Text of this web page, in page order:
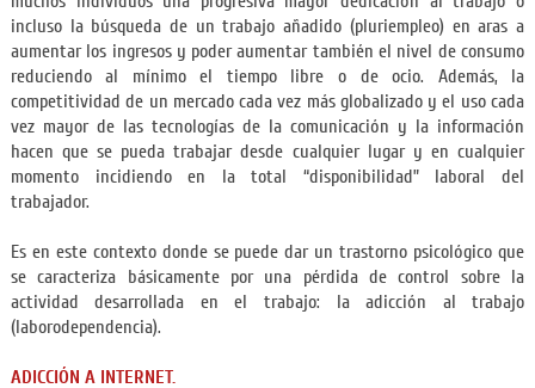
incluso la búsqueda de un trabajo añadido (pluriempleo) en aras a
aumentar los ingresos y poder aumentar también el nivel de consumo
reduciendo al mínimo el tiempo libre o de ocio. Además, la
competitividad de un mercado cada vez más globalizado y el uso cada
vez mayor de las tecnologías de la comunicación y la información
hacen que se pueda trabajar desde cualquier lugar y en cualquier
momento incidiendo en la total “disponibilidad” laboral del
trabajador.
Es en este contexto donde se puede dar un trastorno psicológico que
se caracteriza básicamente por una pérdida de control sobre la
actividad desarrollada en el trabajo: la adicción al trabajo
(laborodependencia).
ADICCIÓN A INTERNET.